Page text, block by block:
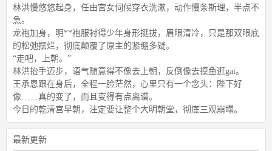
林洪慢悠悠起身，任由宫女伺候穿衣洗漱，动作慢条斯理，半点不
急。
龙袍加身，明**袍服衬得少年身形挺拔，眉眼清冷，只是那双眼底
的松弛摆烂，彻底颠覆了原主的紧绷多疑。
“走吧，上朝。”
林洪抬手迈步，语气随意得不像去上朝，反倒像去摸鱼逛gai。
王承恩跟在身后，全程一脸茫然，心里只有一个念头：陛下好
像……真的变了，而且变得有点离谱。
今日的乾清宫早朝，注定要让整个大明朝堂，彻底三观崩塌。
最新更新